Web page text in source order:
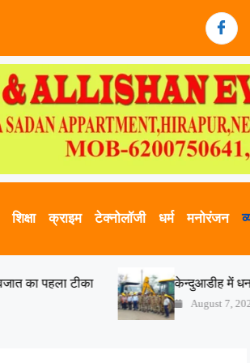
शिक्षा क्राइम टेक्नोलॉजी धर्म मनोरंजन
केन्दुआडीह में धनबाद-बोकारो
August 7, 2026